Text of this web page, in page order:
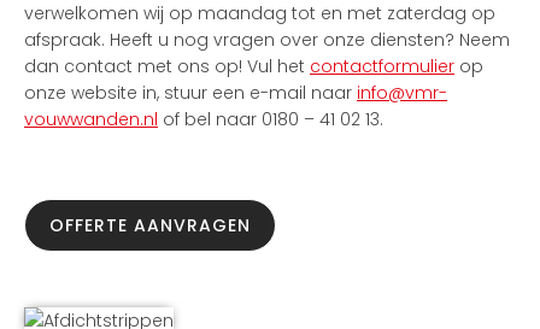
verwelkomen wij op maandag tot en met zaterdag op
afspraak. Heeft u nog vragen over onze diensten? Neem
dan contact met ons op! Vul het contactformulier op
onze website in, stuur een e-mail naar info@vmr-
vouwwanden.nl of bel naar 0180 – 41 02 13.
OFFERTE AANVRAGEN